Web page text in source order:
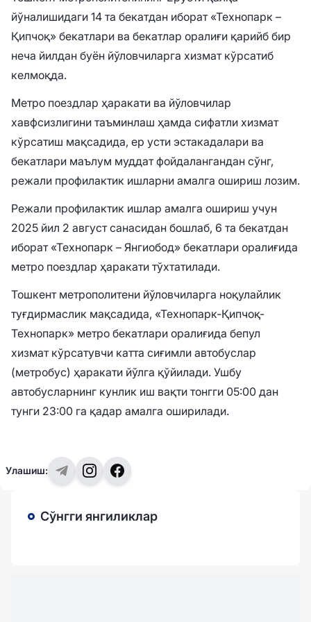
йўналишидаги 14 та бекатдан иборат «Технопарк –
Қипчоқ» бекатлари ва бекатлар оралиғи қарийб бир
неча йилдан буён йўловчиларга хизмат кўрсатиб
келмоқда.
Метро поездлар ҳаракати ва йўловчилар
хавфсизлигини таъминлаш ҳамда сифатли хизмат
кўрсатиш мақсадида, ер усти эстакадалари ва
бекатлари маълум муддат фойдалангандан сўнг,
режали профилактик ишларни амалга ошириш лозим.
Режали профилактик ишлар амалга ошириш учун
2025 йил 2 август санасидан бошлаб, 6 та бекатдан
иборат «Технопарк – Янгиобод» бекатлари оралиғида
метро поездлар ҳаракати тўхтатилади.
Тошкент метрополитени йўловчиларга ноқулайлик
туғдирмаслик мақсадида, «Технопарк-Қипчоқ-
Технопарк» метро бекатлари оралиғида бепул
хизмат кўрсатувчи катта сиғимли автобуслар
(метробус) ҳаракати йўлга қўйилади. Ушбу
автобусларнинг кунлик иш вақти тонгги 05:00 дан
тунги 23:00 га қадар амалга оширилади.
Улашиш:
Сўнгги янгиликлар